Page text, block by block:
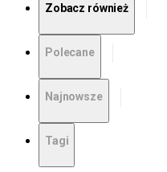
Zobacz również
Polecane
Najnowsze
Tagi